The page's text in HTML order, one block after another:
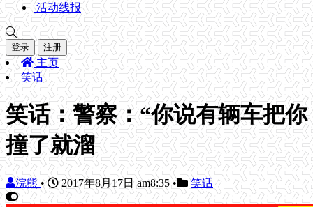
活动线报
登录 注册
主页
笑话
笑话：警察：“你说有辆车把你
撞了就溜
浣熊• 2017年8月17日 am8:35• 笑话